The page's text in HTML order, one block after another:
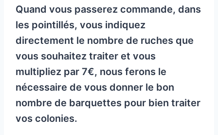
Quand vous passerez commande, dans
les pointillés, vous indiquez
directement le nombre de ruches que
vous souhaitez traiter et vous
multipliez par 7€, nous ferons le
nécessaire de vous donner le bon
nombre de barquettes pour bien traiter
vos colonies.